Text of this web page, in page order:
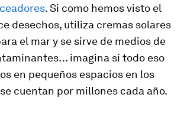
. Si como hemos visto el
desechos, utiliza cremas solares
el mar y se sirve de medios de
imagina si todo eso
en pequeños espacios en los
cuentan por millones cada año.